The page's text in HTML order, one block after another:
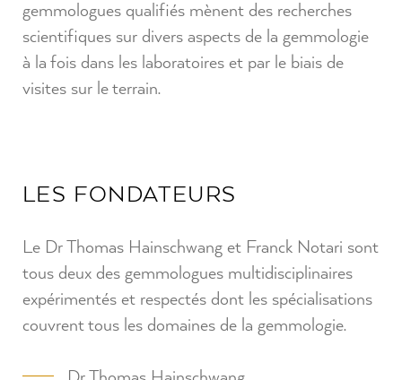
gemmologues qualifiés mènent des recherches
scientifiques sur divers aspects de la gemmologie
à la fois dans les laboratoires et par le biais de
visites sur le terrain.
LES FONDATEURS
Le Dr Thomas Hainschwang et Franck Notari sont
tous deux des gemmologues multidisciplinaires
expérimentés et respectés dont les spécialisations
couvrent tous les domaines de la gemmologie.